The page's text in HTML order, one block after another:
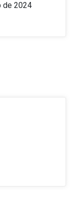
de 2024